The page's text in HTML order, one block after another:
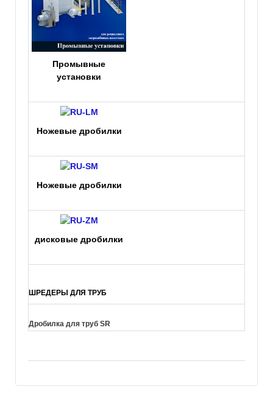
Промывные
установки
Hожевые дробилки
Hожевые дробилки
дискoвыe дробилки
ШРЕДЕРЫ ДЛЯ ТРУБ
Дробилка для труб SR